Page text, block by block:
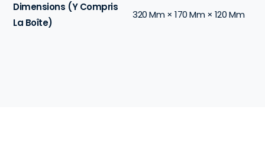
Dimensions (y Compris
La Boîte)
320 Mm × 170 Mm × 120 Mm